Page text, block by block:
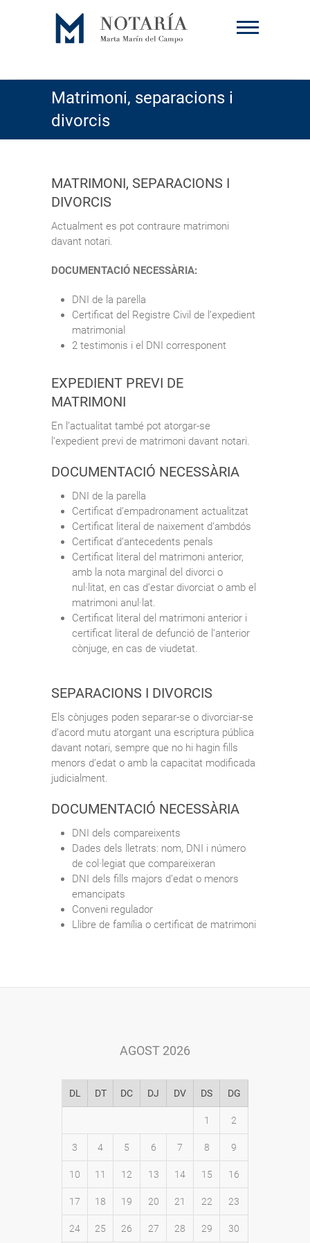
Matrimoni, separacions i
divorcis
MATRIMONI, SEPARACIONS I
DIVORCIS
Actualment es pot contraure matrimoni
davant notari.
DOCUMENTACIÓ NECESSÀRIA:
DNI de la parella
Certificat del Registre Civil de l’expedient
matrimonial
2 testimonis i el DNI corresponent
EXPEDIENT PREVI DE
MATRIMONI
En l’actualitat també pot atorgar-se
l’expedient previ de matrimoni davant notari.
DOCUMENTACIÓ NECESSÀRIA
DNI de la parella
Certificat d’empadronament actualitzat
Certificat literal de naixement d’ambdós
Certificat d’antecedents penals
Certificat literal del matrimoni anterior,
amb la nota marginal del divorci o
nul·litat, en cas d’estar divorciat o amb el
matrimoni anul·lat.
Certificat literal del matrimoni anterior i
certificat literal de defunció de l’anterior
cònjuge, en cas de viudetat.
SEPARACIONS I DIVORCIS
Els cònjuges poden separar-se o divorciar-se
d’acord mutu atorgant una escriptura pública
davant notari, sempre que no hi hagin fills
menors d’edat o amb la capacitat modificada
judicialment.
DOCUMENTACIÓ NECESSÀRIA
DNI dels compareixents
Dades dels lletrats: nom, DNI i número
de col·legiat que compareixeran
DNI dels fills majors d’edat o menors
emancipats
Conveni regulador
Llibre de família o certificat de matrimoni
AGOST 2026
DL DT DC DJ DV DS DG
1 2
3 4 5 6 7 8 9
10 11 12 13 14 15 16
17 18 19 20 21 22 23
24 25 26 27 28 29 30